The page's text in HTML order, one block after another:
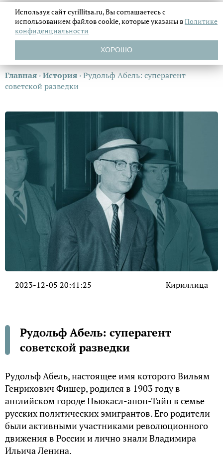
Главная ›История ›Рудoльф Aбeль: суперагент
советской разведки
2023-12-05 20:41:25 Кириллица
Рудoльф Aбeль: суперагент
советской разведки
Рудольф Абель, настоящее имя которого Вильям
Генрихович Фишер, родился в 1903 году в
английском городе Ньюкасл-апон-Тайн в семье
русских политических эмигрантов. Его родители
были активными участниками революционного
движения в России и лично знали Владимира
Ильича Ленина.
Используя сайт cyrillitsa.ru, Вы соглашаетесь с
использованием файловcookie, которые указаны вПолитике
конфиденциальности
ХОРОШО